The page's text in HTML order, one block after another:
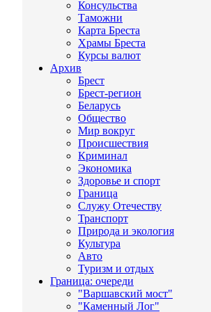
Консульства
Таможни
Карта Бреста
Храмы Бреста
Курсы валют
Архив
Брест
Брест-регион
Беларусь
Общество
Мир вокруг
Происшествия
Криминал
Экономика
Здоровье и спорт
Граница
Служу Отечеству
Транспорт
Природа и экология
Культура
Авто
Туризм и отдых
Граница: очереди
"Варшавский мост"
"Каменный Лог"